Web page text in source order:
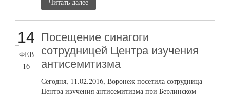
14
ФЕВ
16
Посещение синагоги
сотрудницей Центра изучения
антисемитизма
Сегодня, 11.02.2016, Воронеж посетила сотрудница
Центра изучения антисемитизма при Берлинском